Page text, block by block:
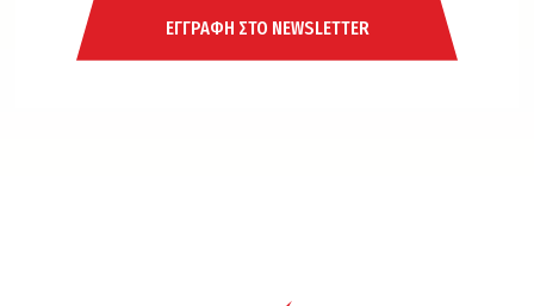
ΕΓΓΡΑΦΗ ΣΤΟ NEWSLETTER